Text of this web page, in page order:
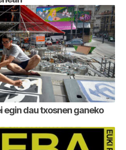
egin dau txosnen ganeko